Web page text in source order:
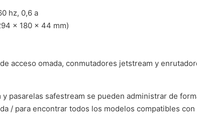
hz, 0,6 a
× 180 × 44 mm)
acceso omada, conmutadores jetstream y
pasarelas safestream se pueden administrar de
/ para encontrar todos los modelos compatibles